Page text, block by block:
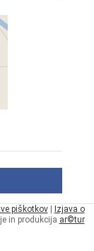
piškotkov| Izjava o
in produkcija ar©tur